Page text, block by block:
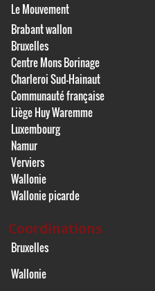
Le Mouvement
Brabant wallon
Bruxelles
Centre Mons Borinage
Charleroi Sud-Hainaut
Communauté française
Liège Huy Waremme
Luxembourg
Namur
Verviers
Wallonie
Wallonie picarde
Coordinations
Bruxelles
Wallonie